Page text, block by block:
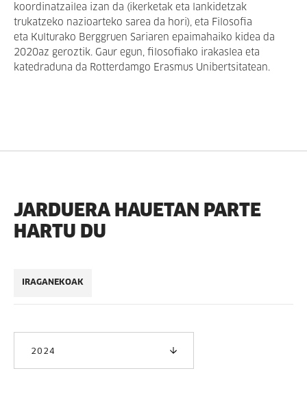
koordinatzailea izan da (ikerketak eta lankidetzak
trukatzeko nazioarteko sarea da hori), eta Filosofia
eta Kulturako Berggruen Sariaren epaimahaiko kidea da
2020az geroztik. Gaur egun, filosofiako irakaslea eta
katedraduna da Rotterdamgo Erasmus Unibertsitatean.
JARDUERA HAUETAN PARTE
HARTU DU
IRAGANEKOAK
2024